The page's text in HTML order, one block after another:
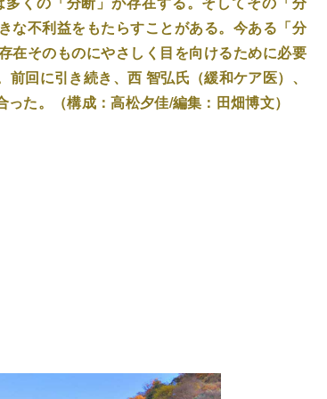
な不利益をもたらすことがある。今ある「分
在そのものにやさしく目を向けるために必要
回に引き続き、西 智弘氏（緩和ケア医）、
た。（構成：高松夕佳/編集：田畑博文）